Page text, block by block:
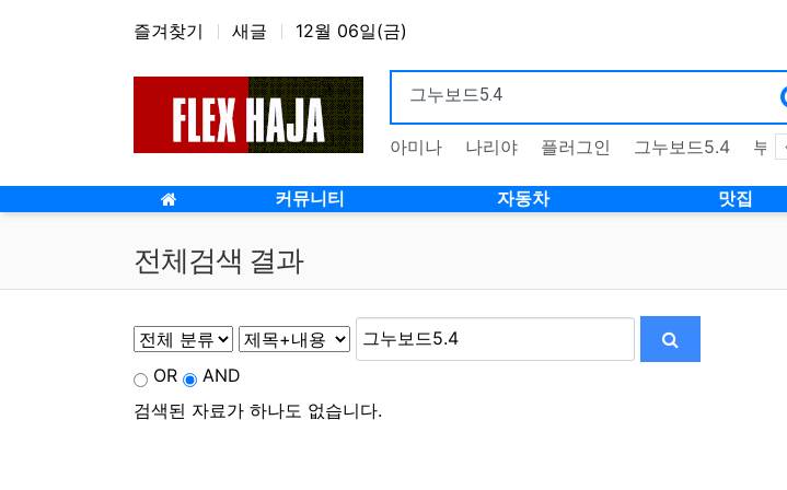
즐겨찾기 새글 12월 06일(금)
아미나 나리야 플러그인 그누보드5.4 부
메인 메뉴 커뮤니티 자동차 맛집
전체검색 결과
OR
AND
검색된 자료가 하나도 없습니다.